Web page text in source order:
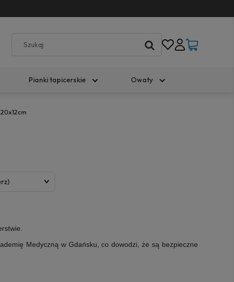
Pianki tapicerskie Owaty
Medyczną w Gdańsku, co dowodzi, że są bezpieczne